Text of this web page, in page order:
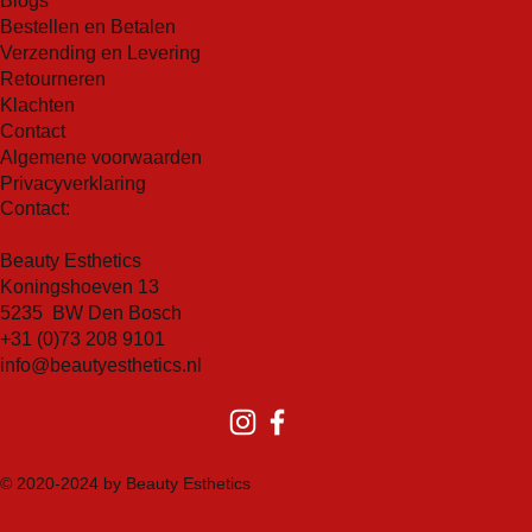
vrije radicalen en regenereert vitamine C voor een
optimale kracht.
Kurkuma Wortel Extract
Een natuurlijk extract dat de aanmaak van pigment in de
huid kan blokkeren voor een verlichte, stralende huid,
terwijl het een uitzonderlijke antioxiderende
bescherming biedt tegen vrije radicalen.
Bestellen en Betalen
Verzending en Levering
Retourneren
Klachten
Contact
Algemene voorwaarden
Privacyverklaring
Contact:
Beauty Esthetics
Koningshoeven 13
5235 BW Den Bosch
+31 (0)73 208 9101
info@beautyesthetics.nl
© 2020-2024 by Beauty Esthetics